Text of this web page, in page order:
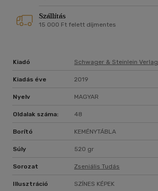
Szállítás
15 000 Ft felett díjmentes
Kiadó Schwager & Steinlein Verlag
Kiadás éve 2019
Nyelv MAGYAR
Oldalak száma: 48
Borító KEMÉNYTÁBLA
Súly 520 gr
Sorozat Zseniális Tudás
Illusztráció SZÍNES KÉPEK